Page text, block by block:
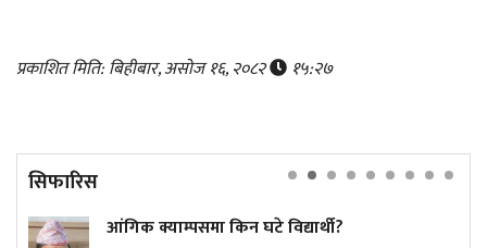
प्रकाशित मिति: बिहीबार, असोज १६, २०८२ १५:२७
सिफारिस
घटे विद्यार्थी? कांग्रेस केन्द्रीय